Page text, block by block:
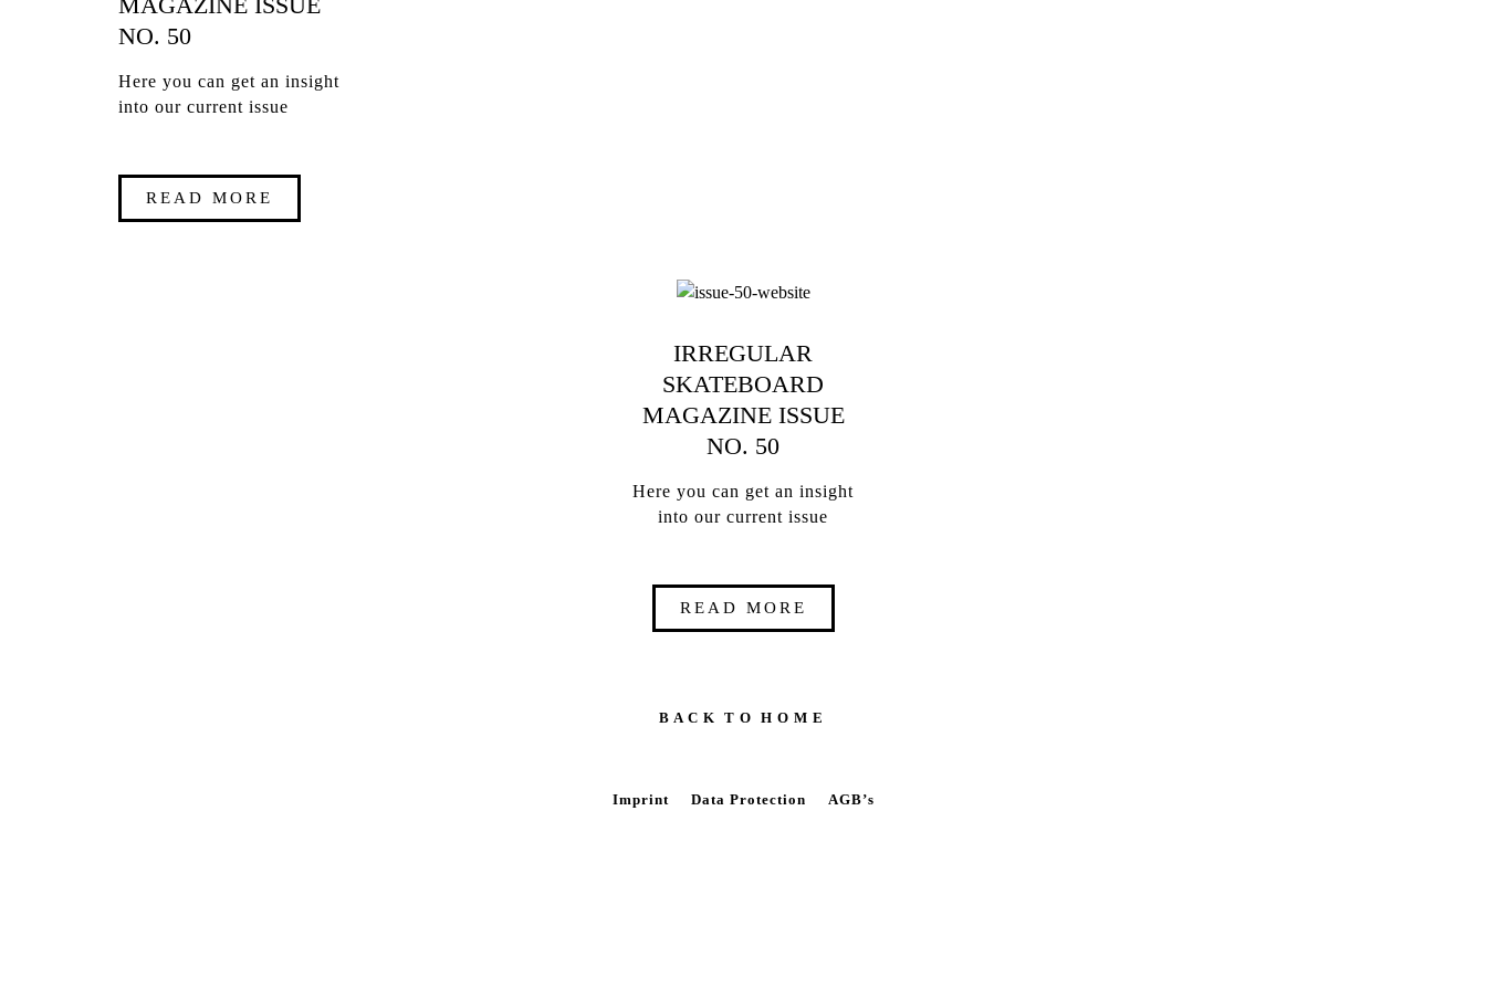
NO. 50
Here you can get an insight
into our current issue
READ MORE
IRREGULAR
SKATEBOARD
MAGAZINE ISSUE
NO. 50
Here you can get an insight
into our current issue
READ MORE
B A C K T O H O M E
Imprint Data Protection AGB’s